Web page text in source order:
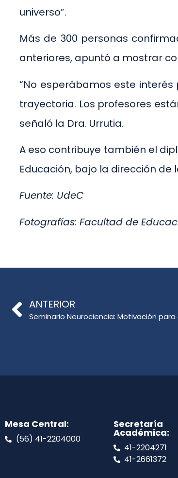
universo”.
Más de 300 personas
anteriores, apuntó a mostrar
“No esperábamos este
trayectoria. Los profesores
señaló la Dra. Urrutia.
A eso contribuye también el
Educación, bajo la dirección
Fuente: UdeC
Fotografías: Facultad de
ANTERIOR
Seminario Neurociencia: Motivación
Mesa Central:
(56) 41-2204000
Secretaría
Académica:
41-2204271
41-2661372